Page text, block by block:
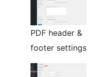
PDF header &
footer settings